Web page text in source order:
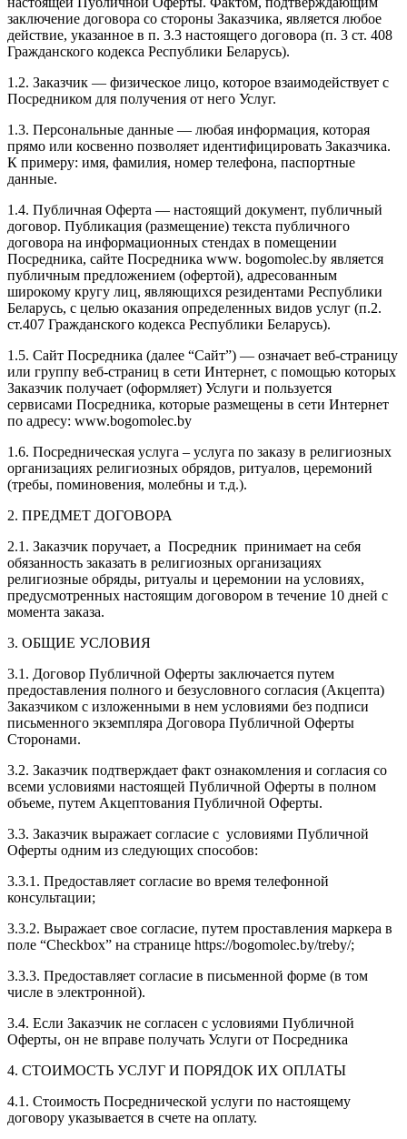
заключение договора со стороны Заказчика, является любое
действие, указанное в п. 3.3 настоящего договора (п. 3 ст. 408
Гражданского кодекса Республики Беларусь).
1.2. Заказчик — физическое лицо, которое взаимодействует с
Посредником для получения от него Услуг.
1.3. Персональные данные — любая информация, которая
прямо или косвенно позволяет идентифицировать Заказчика.
К примеру: имя, фамилия, номер телефона, паспортные
данные.
1.4. Публичная Оферта — настоящий документ, публичный
договор. Публикация (размещение) текста публичного
договора на информационных стендах в помещении
Посредника, сайте Посредника www. bogomolec.by является
публичным предложением (офертой), адресованным
широкому кругу лиц, являющихся резидентами Республики
Беларусь, с целью оказания определенных видов услуг (п.2.
ст.407 Гражданского кодекса Республики Беларусь).
1.5. Сайт Посредника (далее “Сайт”) — означает веб-страницу
или группу веб-страниц в сети Интернет, с помощью которых
Заказчик получает (оформляет) Услуги и пользуется
сервисами Посредника, которые размещены в сети Интернет
по адресу: www.bogomolec.by
1.6. Посредническая услуга – услуга по заказу в религиозных
организациях религиозных обрядов, ритуалов, церемоний
(требы, поминовения, молебны и т.д.).
2. ПРЕДМЕТ ДОГОВОРА
2.1. Заказчик поручает, а Посредник принимает на себя
обязанность заказать в религиозных организациях
религиозные обряды, ритуалы и церемонии на условиях,
предусмотренных настоящим договором в течение 10 дней с
момента заказа.
3. ОБЩИЕ УСЛОВИЯ
3.1. Договор Публичной Оферты заключается путем
предоставления полного и безусловного согласия (Акцепта)
Заказчиком c изложенными в нем условиями без подписи
письменного экземпляра Договора Публичной Оферты
Сторонами.
3.2. Заказчик подтверждает факт ознакомления и согласия со
всеми условиями настоящей Публичной Оферты в полном
объеме, путем Акцептования Публичной Оферты.
3.3. Заказчик выражает согласие с условиями Публичной
Оферты одним из следующих способов:
3.3.1. Предоставляет согласие во время телефонной
консультации;
3.3.2. Выражает свое согласие, путем проставления маркера в
поле “Checkbox” на странице https://bogomolec.by/treby/;
3.3.3. Предоставляет согласие в письменной форме (в том
числе в электронной).
3.4. Если Заказчик не согласен с условиями Публичной
Оферты, он не вправе получать Услуги от Посредника
4. СТОИМОСТЬ УСЛУГ И ПОРЯДОК ИХ ОПЛАТЫ
4.1. Стоимость Посреднической услуги по настоящему
договору указывается в счете на оплату.